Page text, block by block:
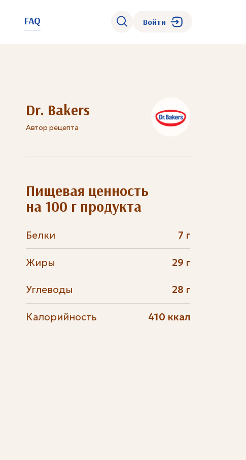
FAQ Войти
Dr. Bakers
Автор рецепта
Пищевая ценность
на 100 г продукта
Белки 7 г
Жиры 29 г
Углеводы 28 г
Калорийность 410 ккал